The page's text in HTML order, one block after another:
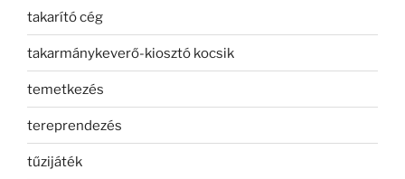
takarító cég
takarmánykeverő-kiosztó kocsik
temetkezés
tereprendezés
tűzijáték